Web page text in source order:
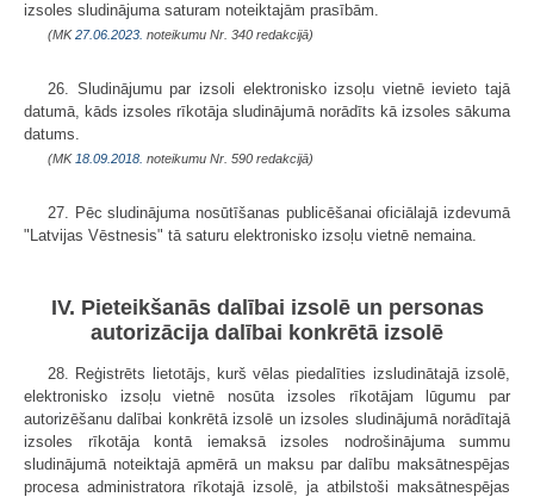
izsoles sludinājuma saturam noteiktajām prasībām.
(MK27.06.2023. noteikumu Nr. 340 redakcijā)
26. Sludinājumu par izsoli elektronisko izsoļu vietnē ievieto tajā
datumā, kāds izsoles rīkotāja sludinājumā norādīts kā izsoles sākuma
datums.
(MK 18.09.2018. noteikumu Nr. 590 redakcijā)
27. Pēc sludinājuma nosūtīšanas publicēšanai oficiālajā izdevumā
"Latvijas Vēstnesis" tā saturu elektronisko izsoļu vietnē nemaina.
IV. Pieteikšanās dalībai izsolē un personas
autorizācija dalībai konkrētā izsolē
28. Reģistrēts lietotājs, kurš vēlas piedalīties izsludinātajā izsolē,
elektronisko izsoļu vietnē nosūta izsoles rīkotājam lūgumu par
autorizēšanu dalībai konkrētā izsolē un izsoles sludinājumā norādītajā
izsoles rīkotāja kontā iemaksā izsoles nodrošinājuma summu
sludinājumā noteiktajā apmērā un maksu par dalību maksātnespējas
procesa administratora rīkotajā izsolē, ja atbilstoši maksātnespējas